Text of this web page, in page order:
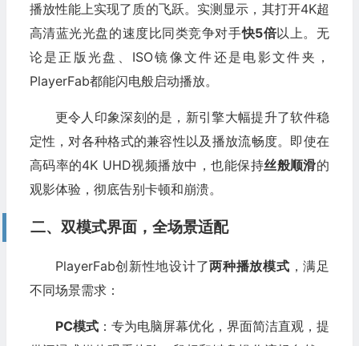
播放性能上实现了质的飞跃。实测显示，其打开4K超
高清蓝光光盘的速度比同类竞争对手快5倍以上。无
论是正版光盘、ISO镜像文件还是电影文件夹，
PlayerFab都能闪电般启动播放。
更令人印象深刻的是，新引擎大幅提升了软件稳
定性，对各种格式的兼容性以及播放流畅度。即使在
高码率的4K UHD视频播放中，也能保持丝般顺滑的
观影体验，彻底告别卡顿和崩溃。
二、双模式界面，全场景适配
PlayerFab创新性地设计了两种播放模式 ，满足
不同场景需求：
PC模式：专为电脑屏幕优化，界面简洁直观，提